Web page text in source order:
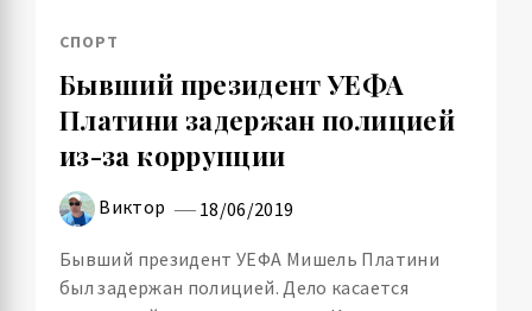
СПОРТ
Бывший президент УЕФА
Платини задержан полицией
из-за коррупции
Виктор 18/06/2019
Бывший президент УЕФА Мишель Платини
был задержан полицией. Дело касается